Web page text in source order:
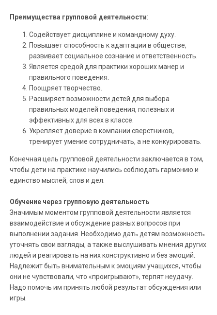
Преимущества групповой деятельности:
Содействует дисциплине и командному духу.
Повышает способность к адаптации в обществе,
развивает социальное сознание и ответственность.
Является средой для практики хороших манер и
правильного поведения.
Поощряет творчество.
Расширяет возможности детей для выбора
правильных моделей поведения, полезных и
эффективных для всех в классе.
Укрепляет доверие в компании сверстников,
тренирует умение сотрудничать, а не конкурировать.
Конечная цель групповой деятельности заключается в том,
чтобы дети на практике научились соблюдать гармонию и
единство мыслей, слов и дел.
Обучение через групповую деятельность
Значимым моментом групповой деятельности является
взаимодействие и обсуждение разных вопросов при
выполнении задания. Необходимо дать детям возможность
уточнять свои взгляды, а также выслушивать мнения других
людей и реагировать на них конструктивно и без эмоций.
Надлежит быть внимательным к эмоциям учащихся, чтобы
они не чувствовали, что «проигрывают», терпят неудачу.
Надо помочь им принять любой результат обсуждения или
игры.